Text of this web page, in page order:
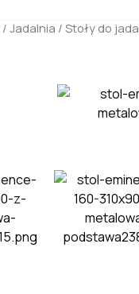
/ Jadalnia / Stoły do